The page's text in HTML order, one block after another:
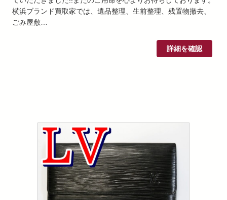
横浜ブランド買取家では、遺品整理、生前整理、残置物撤去、
ごみ屋敷…
詳細を確認